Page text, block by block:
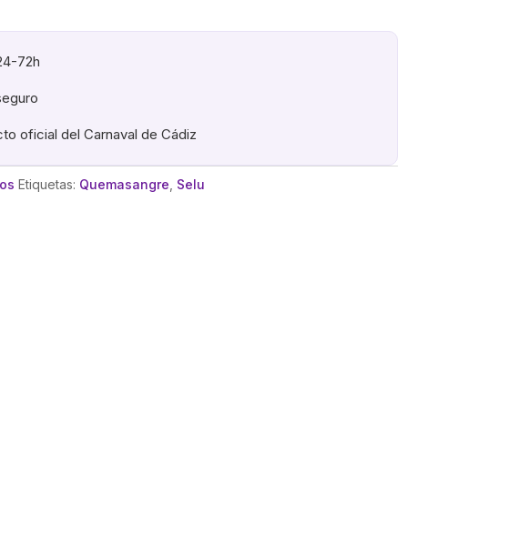
72h
oficial del Carnaval de Cádiz
Etiquetas: Quemasangre Selu